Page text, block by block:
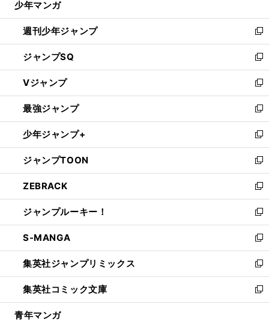
開
く
少年マンガ
週刊少年ジャンプ
新
し
い
ウ
ィ
ン
ド
ウ
で
開
く
ジャンプSQ
新
し
い
ウ
ィ
ン
ド
ウ
で
開
く
Vジャンプ
新
し
い
ウ
ィ
ン
ド
ウ
で
開
く
最強ジャンプ
新
し
い
ウ
ィ
ン
ド
ウ
で
開
く
少年ジャンプ+
新
し
い
ウ
ィ
ン
ド
ウ
で
開
く
ジャンプTOON
新
し
い
ウ
ィ
ン
ド
ウ
で
開
く
ZEBRACK
新
し
い
ウ
ィ
ン
ド
ウ
で
開
ジャンプルーキー！
新
し
い
ウ
ィ
ン
ド
ウ
S-MANGA
新
し
い
ウ
ィ
ン
集英社ジャンプリミックス
新
し
い
ウ
集英社コミック文庫
新
し
青年マンガ